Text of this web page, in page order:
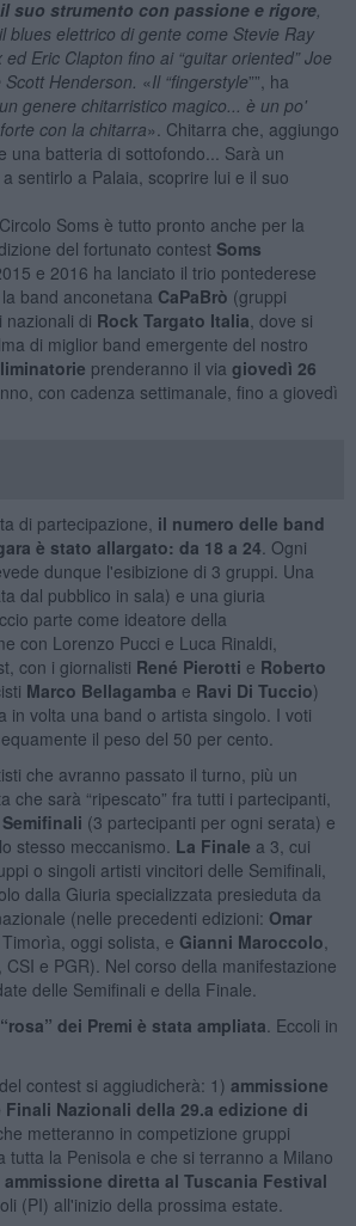
suo strumento con passione e rigore,
blues elettrico di gente come Stevie Ray
Eric Clapton fino ai “guitar oriented” Joe
Henderson. «Il “fingerstyle””, ha
genere chitarristico magico... è un po'
con la chitarra». Chitarra che, aggiungo
una batteria di sottofondo... Sarà un
sentirlo a Palaia, scoprire lui e il suo
Soms è tutto pronto anche per la
del fortunato contest Soms
e 2016 ha lanciato il trio pontederese
band anconetana CaPaBrò (gruppi
nazionali di Rock Targato Italia , dove si
di miglior band emergente del nostro
prenderanno il via giovedì 26
con cadenza settimanale, fino a giovedì
di partecipazione, il numero delle band
è stato allargato: da 18 a 24 . Ogni
dunque l'esibizione di 3 gruppi. Una
dal pubblico in sala) e una giuria
parte come ideatore della
con Lorenzo Pucci e Luca Rinaldi,
con i giornalisti René Pierotti e Roberto
Marco Bellagamba e Ravi Di Tuccio)
in volta una band o artista singolo. I voti
il peso del 50 per cento.
che avranno passato il turno, più un
che sarà “ripescato” fra tutti i partecipanti,
(3 partecipanti per ogni serata) e
stesso meccanismo. La Finale a 3, cui
o singoli artisti vincitori delle Semifinali,
dalla Giuria specializzata presieduta da
(nelle precedenti edizioni: Omar
Timorìa, oggi solista, e Gianni Maroccolo
e PGR). Nel corso della manifestazione
delle Semifinali e della Finale.
dei Premi è stata ampliata . Eccoli in
del contest si aggiudicherà: 1) ammissione
Nazionali della 29.a edizione di
che metteranno in competizione gruppi
tutta la Penisola e che si terranno a Milano
ammissione diretta al Tuscania Festival
(PI) all'inizio della prossima estate.